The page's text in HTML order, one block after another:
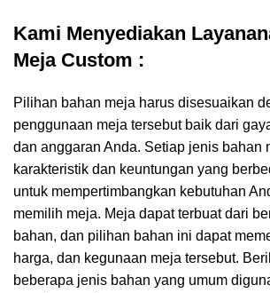
Kami Menyediakan
Meja Custom :
Pilihan bahan meja harus disesuaikan
penggunaan meja tersebut baik dari
dan anggaran Anda. Setiap jenis bahan
karakteristik dan keuntungan yang
untuk mempertimbangkan kebutuhan
memilih meja. Meja dapat terbuat dari
bahan, dan pilihan bahan ini dapat
harga, dan kegunaan meja tersebut.
beberapa jenis bahan yang umum